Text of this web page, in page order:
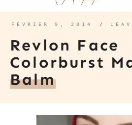
BON PLAN
CONTACT
FÉVRIER 9, 2014 /
Revlon Face
Colorburst
Balm